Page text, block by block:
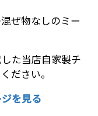
ぜ物なしのミー
た当店自家製チ
ださい。
を見る